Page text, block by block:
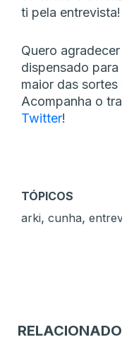
ti pela entrevista!
Quero
dispensado
maior das
Acompanha o
Twitter!
TÓPICOS
arki, cunha,